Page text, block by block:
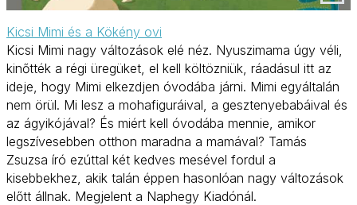
Kicsi Mimi és a Kökény ovi
Kicsi Mimi nagy változások elé néz. Nyuszimama úgy véli,
kinőtték a régi üregüket, el kell költözniük, ráadásul itt az
ideje, hogy Mimi elkezdjen óvodába járni. Mimi egyáltalán
nem örül. Mi lesz a mohafiguráival, a gesztenyebabáival és
az ágyikójával? És miért kell óvodába mennie, amikor
legszívesebben otthon maradna a mamával? Tamás
Zsuzsa író ezúttal két kedves mesével fordul a
kisebbekhez, akik talán éppen hasonlóan nagy változások
előtt állnak. Megjelent a Naphegy Kiadónál.